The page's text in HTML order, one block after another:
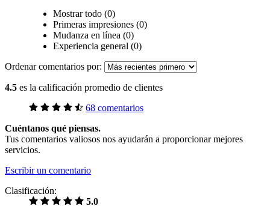
Mostrar todo (0)
Primeras impresiones (0)
Mudanza en línea (0)
Experiencia general (0)
Ordenar comentarios por:
4.5 es la calificación promedio de clientes
68 comentarios
Cuéntanos qué piensas.
Tus comentarios valiosos nos ayudarán a proporcionar mejores
servicios.
Escribir un comentario
Clasificación:
5.0